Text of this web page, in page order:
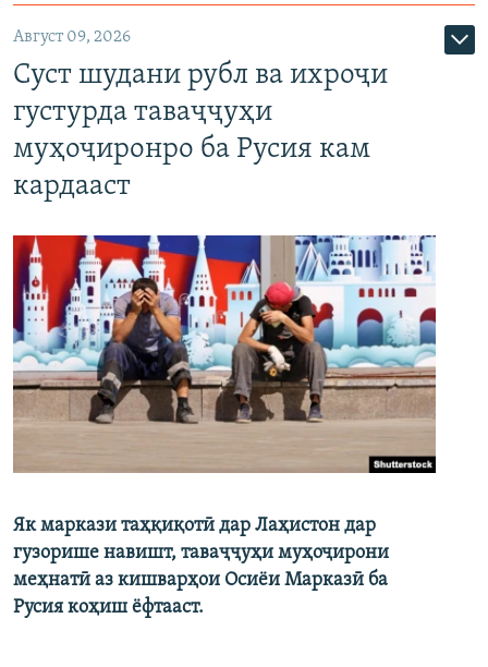
Август 09, 2026
Суст шудани рубл ва ихроҷи
густурда таваҷҷуҳи
муҳоҷиронро ба Русия кам
кардааст
Як маркази таҳқиқотӣ дар Лаҳистон дар
гузорише навишт, таваҷҷуҳи муҳоҷирони
меҳнатӣ аз кишварҳои Осиёи Марказӣ ба
Русия коҳиш ёфтааст.